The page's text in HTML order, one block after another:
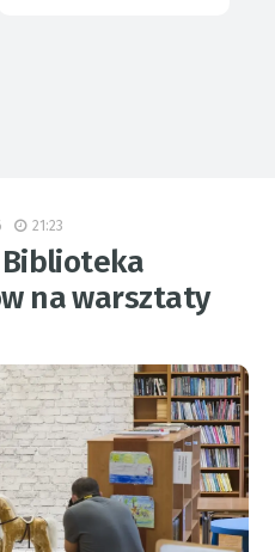
21:23
Biblioteka
na warsztaty